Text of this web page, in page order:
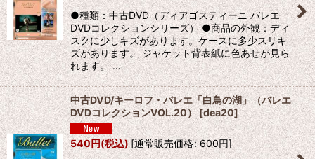
●種類：中古DVD（ディアゴスティーニ バレエ
DVDコレクションシリーズ） ●商品の外観：ディ
スクに少しキズがあります。ケースに多少スリキ
ズがあります。 ジャケット背表紙に色あせが見ら
れます。 …
中古DVD/キーロフ・バレエ「白鳥の湖」（バレエ
DVDコレクションVOL.20）[dea20]
540円(税込) [通常販売価格: 600円]